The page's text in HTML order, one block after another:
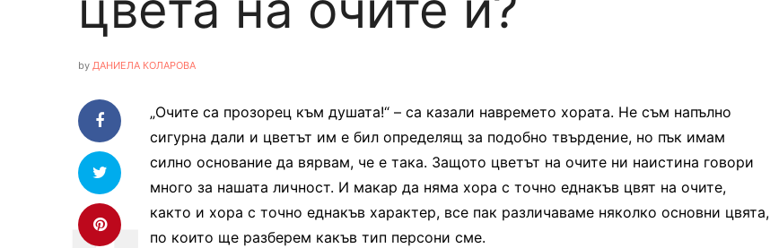
by ДАНИЕЛА КОЛАРОВА
„Очите са прозорец към душата!“ – са казали навремето хората. Не съм напълно
сигурна дали и цветът им е бил определящ за подобно твърдение, но пък имам
силно основание да вярвам, че е така. Защото цветът на очите ни наистина говори
много за нашата личност. И макар да няма хора с точно еднакъв цвят на очите,
както и хора с точно еднакъв характер, все пак различаваме няколко основни цвята,
по които ще разберем какъв тип персони сме.